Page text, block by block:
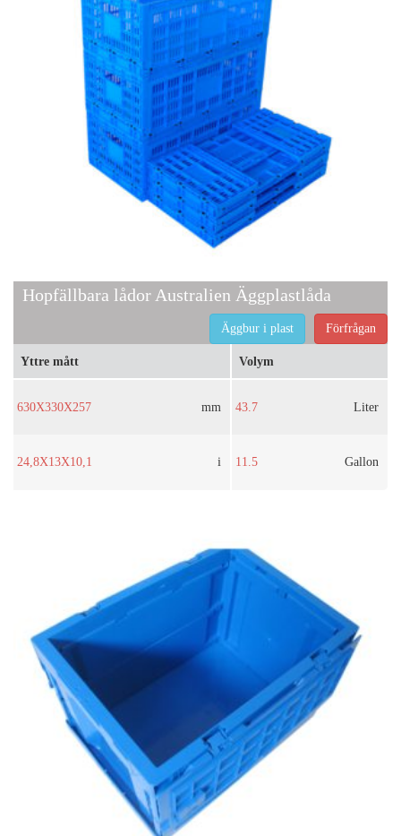
Hopfällbara lådor Australien Äggplastlåda
Förfrågan
Äggbur i plast
Yttre mått
630X330X257 mm
24,8X13X10,1 i
Volym
43.7 Liter
11.5 Gallon